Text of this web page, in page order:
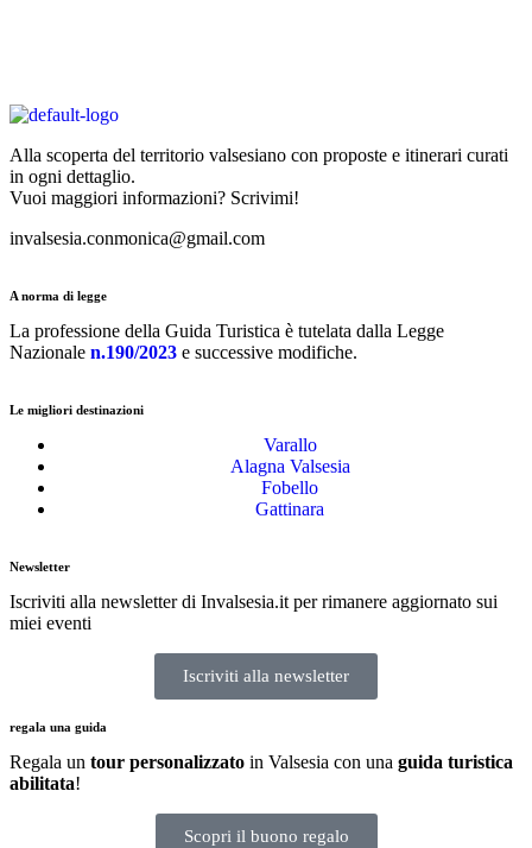
Alla scoperta del territorio valsesiano con proposte e itinerari curati
in ogni dettaglio.
Vuoi maggiori informazioni? Scrivimi!
invalsesia.conmonica@gmail.com
A norma di legge
La professione della Guida Turistica è tutelata dalla Legge
Nazionale n.190/2023 e successive modifiche.
Le migliori destinazioni
Varallo
Alagna Valsesia
Fobello
Gattinara
Newsletter
Iscriviti alla newsletter di Invalsesia.it per rimanere aggiornato sui
miei eventi
Iscriviti alla newsletter
regala una guida
Regala un tour personalizzato in Valsesia con una guida turistica
abilitata!
Scopri il buono regalo